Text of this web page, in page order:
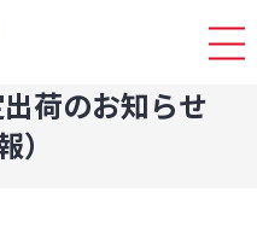
ログ
荷のお知らせ
）